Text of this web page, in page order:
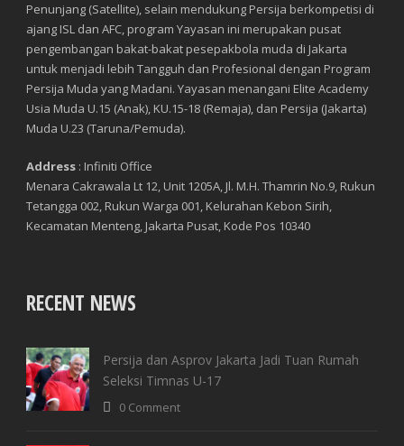
Penunjang (Satellite), selain mendukung Persija berkompetisi di
ajang ISL dan AFC, program Yayasan ini merupakan pusat
pengembangan bakat-bakat pesepakbola muda di Jakarta
untuk menjadi lebih Tangguh dan Profesional dengan Program
Persija Muda yang Madani. Yayasan menangani Elite Academy
Usia Muda U.15 (Anak), KU.15-18 (Remaja), dan Persija (Jakarta)
Muda U.23 (Taruna/Pemuda).
Address : Infiniti Office
Menara Cakrawala Lt 12, Unit 1205A, Jl. M.H. Thamrin No.9, Rukun
Tetangga 002, Rukun Warga 001, Kelurahan Kebon Sirih,
Kecamatan Menteng, Jakarta Pusat, Kode Pos 10340
RECENT NEWS
Persija dan Asprov Jakarta Jadi Tuan Rumah
Seleksi Timnas U-17
0 Comment